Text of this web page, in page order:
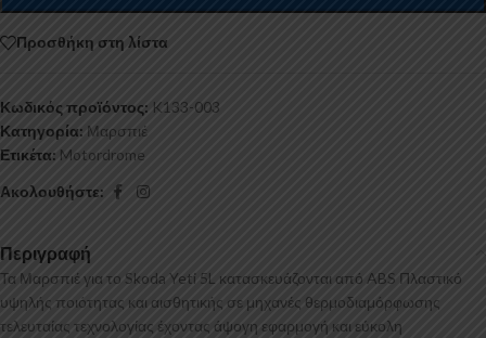
Προσθήκη στη λίστα
Κωδικός προϊόντος: K133-003
Κατηγορία: Μαρσπιέ
Ετικέτα: Motordrome
Ακολουθήστε:
Περιγραφή
Τα Μαρσπιέ για το Skoda Yeti 5L κατασκευάζονται από ABS Πλαστικό
υψηλής ποιότητας και αισθητικής σε μηχανές θερμοδιαμόρφωσης
τελευταίας τεχνολογίας έχοντας άψογη εφαρμογή και εύκολη